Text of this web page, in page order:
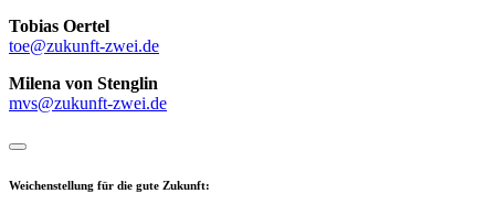
Tobias Oertel
toe@zukunft-zwei.de
Milena von Stenglin
mvs@zukunft-zwei.de
Weichenstellung für die gute Zukunft: